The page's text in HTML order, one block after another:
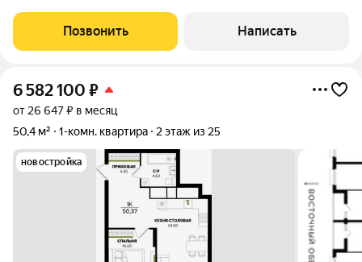
планировка, светлые комнаты и комфортная атмосфера для
жизни. Квартира находится в современном
Позвонить Написать
6 582 100 ₽
от 26 647 ₽ в месяц
50,4 м²
1-комн. квартира 2 этаж из 25
новостройка